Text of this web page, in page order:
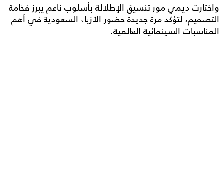
واختارت ديمي مور تنسيق الإطلالة بأسلوب ناعم يبرز فخامة
التصميم، لتؤكد مرة جديدة حضور الأزياء السعودية في أهم
المناسبات السينمائية العالمية.